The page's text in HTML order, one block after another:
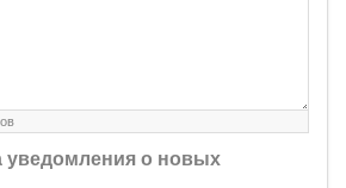
уведомления о новых